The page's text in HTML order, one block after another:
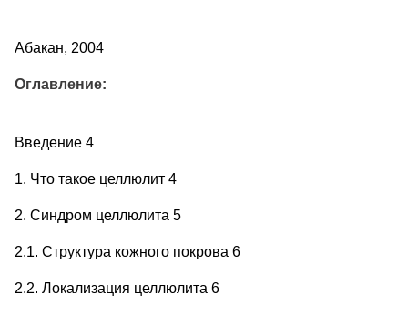
Абакан, 2004
Оглавление:
Введение 4
1. Что такое целлюлит 4
2. Синдром целлюлита 5
2.1. Структура кожного покрова 6
2.2. Локализация целлюлита 6